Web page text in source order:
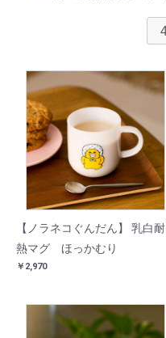
【ノラネコぐんだん】 乳白耐
熱マグ ほっかむり
￥2,970